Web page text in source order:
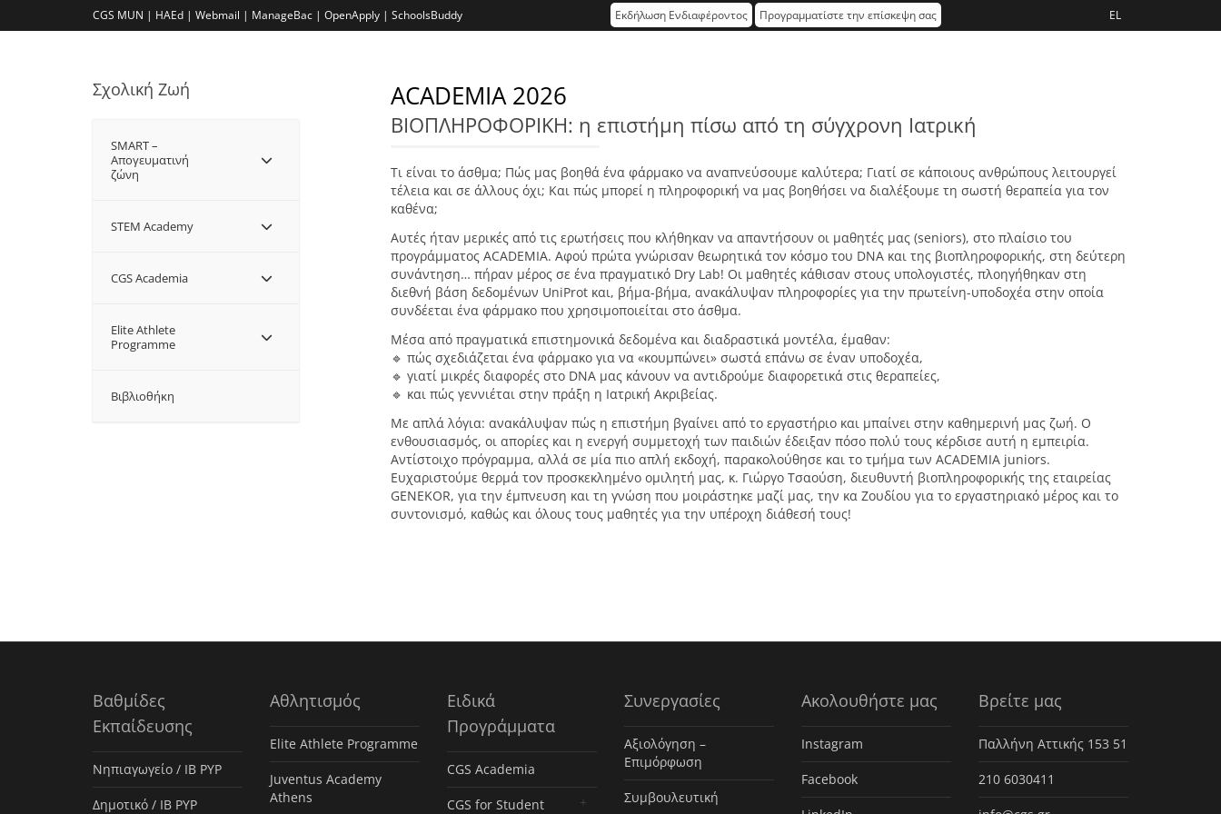
CGS MUN | HAEd | Webmail | ManageBac | OpenApply | SchoolsBuddy Εκδήλωση Ενδιαφέροντος Προγραμματίστε την επίσκεψη σας EL
ACADEMIA 2026
ΒΙΟΠΛΗΡΟΦΟΡΙΚΗ: η επιστήμη πίσω από τη σύγχρονη Ιατρική
Τι είναι το άσθμα; Πώς μας βοηθά ένα φάρμακο να αναπνεύσουμε καλύτερα; Γιατί σε κάποιους ανθρώπους λειτουργεί
τέλεια και σε άλλους όχι; Και πώς μπορεί η πληροφορική να μας βοηθήσει να διαλέξουμε τη σωστή θεραπεία για τον
καθένα;
Αυτές ήταν μερικές από τις ερωτήσεις που κλήθηκαν να απαντήσουν οι μαθητές μας (seniors), στο πλαίσιο του
προγράμματος ACADEMIA. Αφού πρώτα γνώρισαν θεωρητικά τον κόσμο του DNA και της βιοπληροφορικής, στη δεύτερη
συνάντηση… πήραν μέρος σε ένα πραγματικό Dry Lab! Οι μαθητές κάθισαν στους υπολογιστές, πλοηγήθηκαν στη
διεθνή βάση δεδομένων UniProt και, βήμα-βήμα, ανακάλυψαν πληροφορίες για την πρωτείνη-υποδοχέα στην οποία
συνδέεται ένα φάρμακο που χρησιμοποιείται στο άσθμα.
Μέσα από πραγματικά επιστημονικά δεδομένα και διαδραστικά μοντέλα, έμαθαν:
🔹 πώς σχεδιάζεται ένα φάρμακο για να «κουμπώνει» σωστά επάνω σε έναν υποδοχέα,
🔹 γιατί μικρές διαφορές στο DNA μας κάνουν να αντιδρούμε διαφορετικά στις θεραπείες,
🔹 και πώς γεννιέται στην πράξη η Ιατρική Ακριβείας.
Με απλά λόγια: ανακάλυψαν πώς η επιστήμη βγαίνει από το εργαστήριο και μπαίνει στην καθημερινή μας ζωή. Ο
ενθουσιασμός, οι απορίες και η ενεργή συμμετοχή των παιδιών έδειξαν πόσο πολύ τους κέρδισε αυτή η εμπειρία.
Αντίστοιχο πρόγραμμα, αλλά σε μία πιο απλή εκδοχή, παρακολούθησε και το τμήμα των ACADEMIA juniors.
Ευχαριστούμε θερμά τον προσκεκλημένο ομιλητή μας, κ. Γιώργο Τσαούση, διευθυντή βιοπληροφορικής της εταιρείας
GENEKOR, για την έμπνευση και τη γνώση που μοιράστηκε μαζί μας, την κα Ζουδίου για το εργαστηριακό μέρος και το
συντονισμό, καθώς και όλους τους μαθητές για την υπέροχη διάθεσή τους!
Σχολική Ζωή
SMART –
Aπογευματινή
ζώνη
STEM Academy
CGS Academia
Elite Athlete
Programme
Βιβλιοθήκη
Βαθμίδες
Εκπαίδευσης
Νηπιαγωγείο / IB PYP
Δημοτικό / IB PYP
Αθλητισμός
Elite Athlete Programme
Juventus Academy
Athens
Ειδικά
Προγράμματα
CGS Academia
CGS for Student
Συνεργασίες
Αξιολόγηση –
Επιμόρφωση
Συμβουλευτική
Ακολουθήστε μας
Instagram
Facebook
Βρείτε μας
Παλλήνη Αττικής 153 51
210 6030411